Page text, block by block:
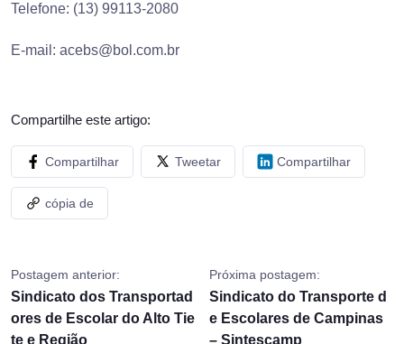
Telefone: (13) 99113-2080
E-mail: acebs@bol.com.br
Compartilhe este artigo:
Compartilhar Tweetar Compartilhar
cópia de
Postagem anterior:
Sindicato dos Transportad
ores de Escolar do Alto Tie
te e Região
Próxima postagem:
Sindicato do Transporte d
e Escolares de Campinas
– Sintescamp